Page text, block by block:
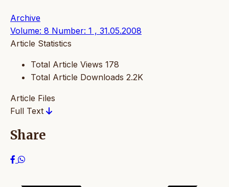
Archive
Volume: 8 Number: 1 , 31.05.2008
Article Statistics
Total Article Views 178
Total Article Downloads 2.2K
Article Files
Full Text
Share